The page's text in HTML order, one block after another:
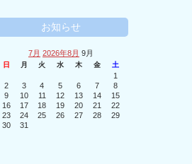
お知らせ
7月 2026年8月 9月
日 月 火 水 木 金 土
1
2
3 4 5 6 7
8
9
10 11 12 13 14
15
16
17 18 19 20 21
22
23
24 25 26 27 28
29
30
31